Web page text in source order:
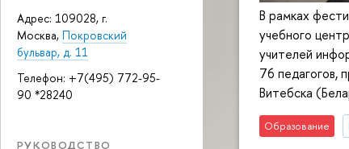
Адрес: 109028, г.
Москва, Покровский
бульвар, д. 11
Телефон: +7(495) 772-95-
90 *28240
РУКОВОДСТВО
В рамках
учебного
учителей
76 педагогов,
Витебска
Образование